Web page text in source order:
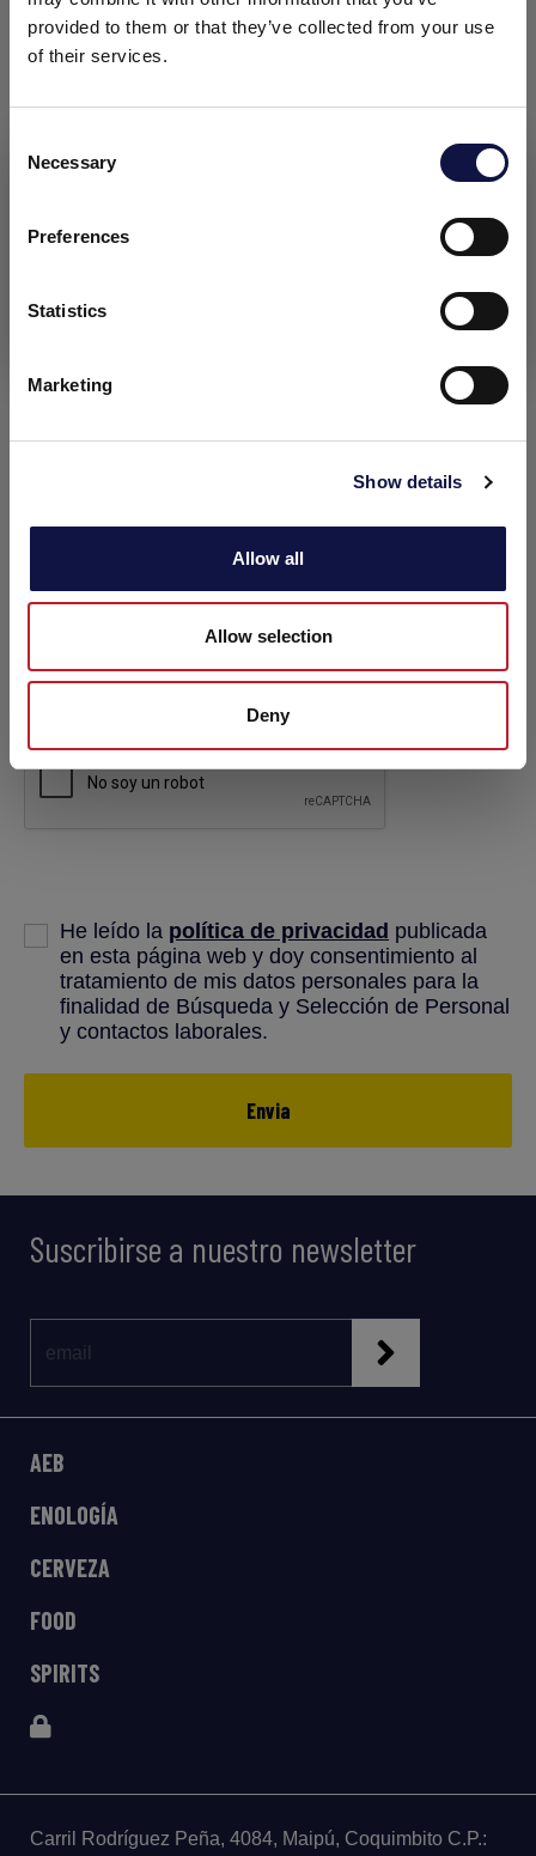
provided to them or that they’ve collected from your use
of their services.
Selection
Necessary
Preferences
Statistics
Marketing
Show details
Allow all
Allow selection
Deny
El presente sitio web está dirigido a un público empresarial.
profesionales y empresas del sector.
Entendido
Ciudad *
Nacionalidad *
Categoría*
He leído la política de privacidad publicada
en esta página web y doy consentimiento al
tratamiento de mis datos personales para la
finalidad de Búsqueda y Selección de Personal
y contactos laborales.
Envia
Suscribirse a nuestro newsletter
AEB
ENOLOGÍA
CERVEZA
FOOD
SPIRITS
Carril Rodríguez Peña, 4084, Maipú, Coquimbito C.P.: